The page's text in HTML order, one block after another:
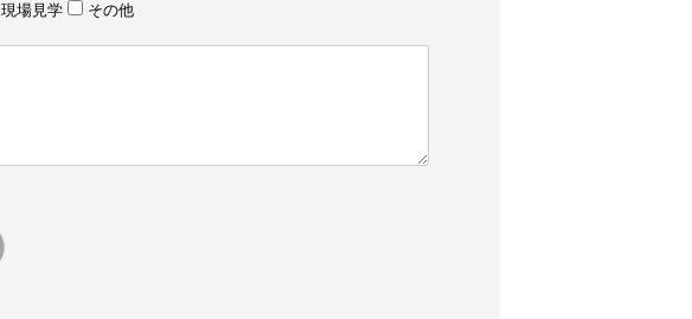
現場見学 その他